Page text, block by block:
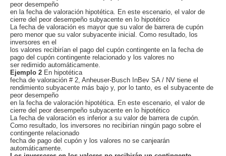
peor desempeño
en la fecha de valoración hipotética. En este escenario, el valor de
cierre del peor desempeño subyacente en lo hipotético
La fecha de valoración es mayor que su valor de barrera de cupón
pero menor que su valor subyacente inicial. Como resultado, los
inversores en el
los valores recibirían el pago del cupón contingente en la fecha de
pago del cupón contingente relacionado y los valores no
ser redimido automáticamente.
Ejemplo 2 En hipotética
fecha de valoración # 2, Anheuser-Busch InBev SA / NV tiene el
rendimiento subyacente más bajo y, por lo tanto, es el subyacente de
peor desempeño
en la fecha de valoración hipotética. En este escenario, el valor de
cierre del peor desempeño subyacente en lo hipotético
La fecha de valoración es inferior a su valor de barrera de cupón.
Como resultado, los inversores no recibirían ningún pago sobre el
contingente relacionado
fecha de pago del cupón y los valores no se canjearán
automáticamente.